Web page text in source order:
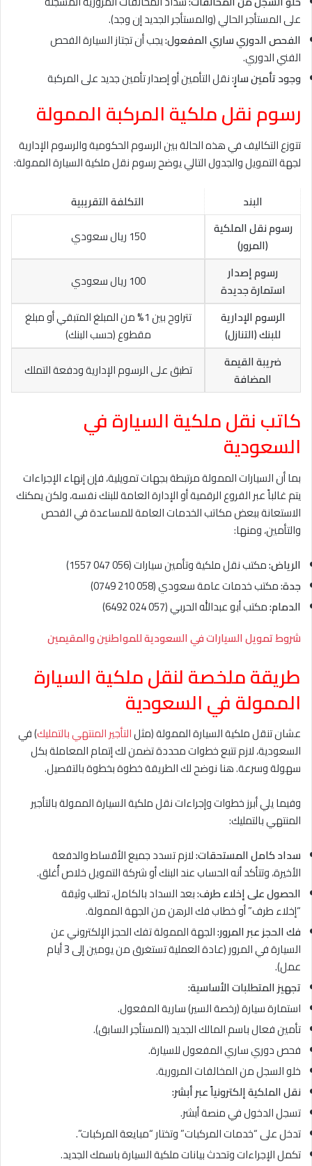
على المستأجر الحالي (والمستأجر الجديد إن وجد).
الفحص الدوري ساري المفعول:يجب أن تجتاز السيارة الفحص
الفني الدوري.
وجود تأمين سارٍ:نقل التأمين أو إصدار تأمين جديد على المركبة
رسوم نقل ملكية المركبة الممولة
تتوزع التكاليف في هذه الحالة بين الرسوم الحكومية والرسوم الإدارية
لجهة التمويل والجدول التالي يوضح رسوم نقل ملكية السيارة الممولة:
البند
التكلفة التقريبية
رسوم نقل الملكية
(المرور)
150 ريال سعودي
رسوم إصدار
استمارة جديدة
100 ريال سعودي
الرسوم الإدارية
للبنك (التنازل)
تتراوح بين 1% من المبلغ المتبقي أو مبلغ
مقطوع (حسب البنك)
ضريبة القيمة
المضافة
تطبق على الرسوم الإدارية ودفعة التملك
كاتب نقل ملكية السيارة في
السعودية
بما أن السيارات الممولة مرتبطة بجهات تمويلية، فإن إنهاء الإجراءات
يتم غالباً عبر الفروع الرقمية أو الإدارة العامة للبنك نفسه، ولكن يمكنك
الاستعانة ببعض مكاتب الخدمات العامة للمساعدة في الفحص
والتأمين، ومنها:
الرياض:مكتب نقل ملكية وتأمين سيارات (056 047 1557)
جدة:مكتب خدمات عامة سعودي (058 210 0749)
الدمام:مكتب أبو عبدالله الحربي (057 024 6492)
شروط تمويل السيارات في السعودية للمواطنين والمقيمين
طريقة ملخصة لنقل ملكية السيارة
الممولة في السعودية
عشان تنقل ملكية السيارة الممولة (مثلالتأجير المنتهي بالتمليك) في
السعودية، لازم تتبع خطوات محددة تضمن لك إتمام المعاملة بكل
سهولة وسرعة. هنا نوضح لك الطريقة خطوة بخطوة بالتفصيل.
وفيما يلي أبرز خطوات وإجراءات نقل ملكية السيارة الممولة بالتأجير
المنتهي بالتمليك:
سداد كامل المستحقات:لازم تسدد جميع الأقساط والدفعة
الأخيرة، وتتأكد أنه الحساب عند البنك أو شركة التمويل خلاص أُغلق.
الحصول على إخلاء طرف:بعد السداد بالكامل، تطلب وثيقة
“إخلاء طرف” أو خطاب فك الرهن من الجهة الممولة.
فك الحجز عبر المرور:الجهة الممولة تفك الحجز الإلكتروني عن
السيارة في المرور (عادة العملية تستغرق من يومين إلى 3 أيام
عمل).
تجهيز المتطلبات الأساسية:
استمارة سيارة (رخصة السير) سارية المفعول.
تأمين فعال باسم المالك الجديد (المستأجر السابق).
فحص دوري ساري المفعول للسيارة.
خلو السجل من المخالفات المرورية.
نقل الملكية إلكترونياً عبر أبشر:
تسجل الدخول في منصة أبشر.
تدخل على “خدمات المركبات” وتختار “مبايعة المركبات”.
تكمل الإجراءات وتحدث بيانات ملكية السيارة باسمك الجديد.